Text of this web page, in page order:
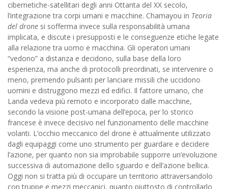
cibernetiche-satellitari degli anni Ottanta del XX secolo,
l’integrazione tra corpi umani e macchine. Chamayou in Teoria
del drone si sofferma invece sulla responsabilità umana
implicata, e discute i presupposti e le conseguenze etiche legate
alla relazione tra uomo e macchina. Gli operatori umani
“vedono” a distanza e decidono, sulla base della loro
esperienza, ma anche di protocolli preordinati, se intervenire o
meno, premendo pulsanti per lanciare missili che uccidono
uomini e distruggono mezzi ed edifici. Il fattore umano, che
Landa vedeva più remoto e incorporato dalle macchine,
secondo la visione post-umana dell’epoca, per lo storico
francese è invece decisivo nel funzionamento delle macchine
volanti. L’occhio meccanico del drone è attualmente utilizzato
dagli equipaggi come uno strumento per guardare e decidere
l’azione, per quanto non sia improbabile supporre un’evoluzione
successiva di automazione dello sguardo e dell’azione bellica.
Oggi non si tratta più di occupare un territorio attraversandolo
con truppe e mezzi meccanici, quanto piuttosto di controllarlo